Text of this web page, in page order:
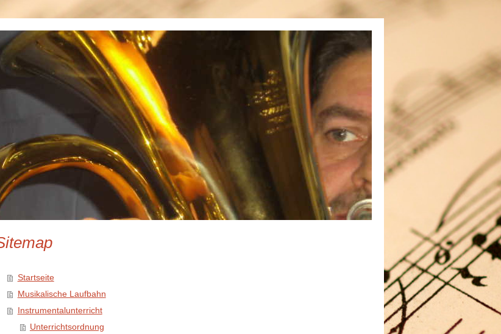
Startseite
Musikalische Laufbahn
Instrumentalunterricht
Unterrichtsordnung